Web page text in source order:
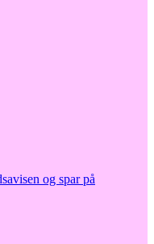
og spar på